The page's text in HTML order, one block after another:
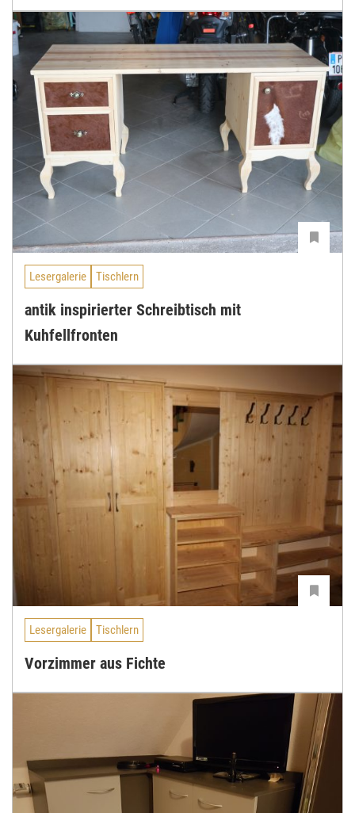
Lesergalerie Tischlern
antik inspirierter Schreibtisch mit
Kuhfellfronten
Lesergalerie Tischlern
Vorzimmer aus Fichte